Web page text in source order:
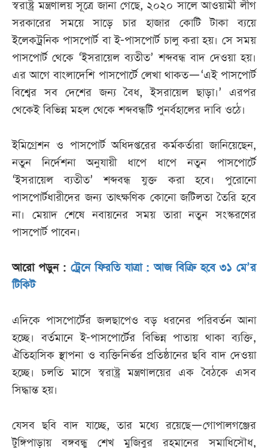
স্বরাষ্ট্র মন্ত্রণালয় সূত্রে জানা গেছে, ২০২০ সালে আওয়ামী লীগ
সরকারের সময়ে সাড়ে চার হাজার কোটি টাকা ব্যয়ে
ইলেকট্রনিক পাসপোর্ট বা ই-পাসপোর্ট চালু করা হয়। সে সময়
পাসপোর্ট থেকে ‘ইসরায়েল ব্যতীত’ শব্দবন্ধ বাদ দেওয়া হয়।
এর আগে বাংলাদেশি পাসপোর্টে লেখা থাকত—‘এই পাসপোর্ট
বিশ্বের সব দেশের জন্য বৈধ, ইসরায়েল ছাড়া।’ এরপর
থেকেই বিভিন্ন মহল থেকে শব্দবন্ধটি পুনর্বহালের দাবি ওঠে।
ইমিগ্রেশন ও পাসপোর্ট অধিদপ্তরের কর্মকর্তারা জানিয়েছেন,
নতুন নির্দেশনা অনুযায়ী ধাপে ধাপে নতুন পাসপোর্টে
‘ইসরায়েল ব্যতীত’ শব্দবন্ধ যুক্ত করা হবে। পুরোনো
পাসপোর্টধারীদের জন্য তাৎক্ষণিক কোনো জটিলতা তৈরি হবে
না। মেয়াদ শেষে নবায়নের সময় তারা নতুন সংস্করণের
পাসপোর্ট পাবেন।
আরো পড়ুন : ট্রেনে ফিরতি যাত্রা : আজ বিক্রি হবে ৩১ মে’র
টিকিট
এদিকে পাসপোর্টের জলছাপেও বড় ধরনের পরিবর্তন আনা
হচ্ছে। বর্তমানে ই-পাসপোর্টের বিভিন্ন পাতায় থাকা ব্যক্তি,
ঐতিহাসিক স্থাপনা ও ব্যক্তিনির্ভর প্রতিষ্ঠানের ছবি বাদ দেওয়া
হচ্ছে। চলতি মাসে স্বরাষ্ট্র মন্ত্রণালয়ের এক বৈঠকে এসব
সিদ্ধান্ত হয়।
যেসব ছবি বাদ যাচ্ছে, তার মধ্যে রয়েছে—গোপালগঞ্জের
টুঙ্গিপাড়ায় বঙ্গবন্ধু শেখ মুজিবুর রহমানের সমাধিসৌধ,